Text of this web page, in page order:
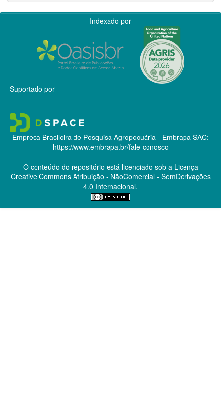
Indexado por
Suportado por
Empresa Brasileira de Pesquisa Agropecuária - Embrapa SAC:
https://www.embrapa.br/fale-conosco
O conteúdo do repositório está licenciado sob a Licença
Creative CommonsAtribuição - NãoComercial - SemDerivações
4.0 Internacional.